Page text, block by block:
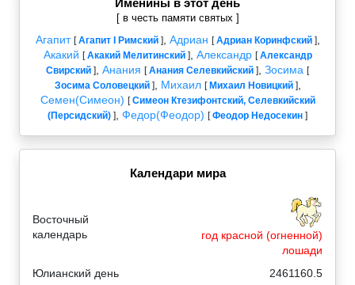
Именины в этот день
[ в честь памяти святых ]
Агапит [Агапит I Римский], Адриан [Адриан Коринфский],
Акакий [Акакий Мелитинский], Александр [Александр
Свирский ] Анания [Анания Селевкийский ] Зосима [
Зосима Соловецкий], Михаил [ Михаил Новицкий],
Семен(Симеон) [Симеон Ктезифонтский, Селевкийский
(Персидский) ] Федор(Феодор) [Феодор Недосекин ]
Календари мира
Восточный
календарь
год красной (огненной)
лошади
Юлианский день
2461160.5